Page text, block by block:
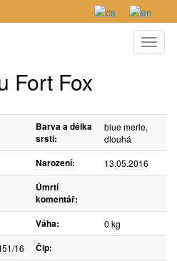
Fort Fox
Barva a délka
srsti:
blue merle,
dlouhá
Narození: 13.05.2016
Úmrtí
komentář:
Váha: 0 kg
16
Čip: